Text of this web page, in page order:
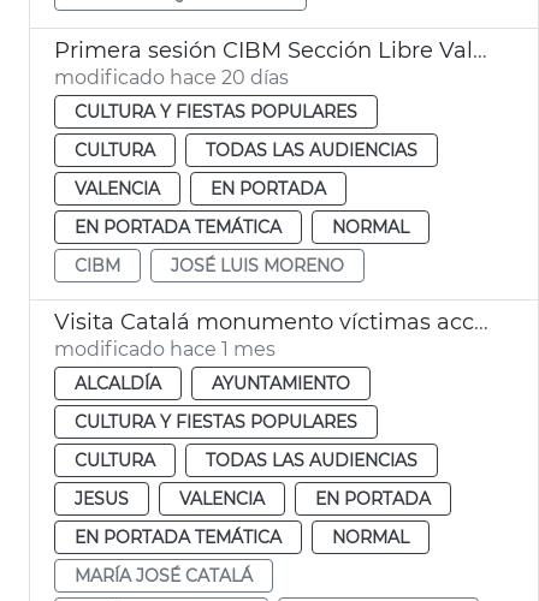
Primera sesión CIBM Sección Libre València
modificado hace 20 días
CULTURA Y FIESTAS POPULARES
CULTURA
TODAS LAS AUDIENCIAS
VALENCIA
EN PORTADA
EN PORTADA TEMÁTICA
NORMAL
CIBM
JOSÉ LUIS MORENO
Visita Catalá monumento víctimas accidente metro 3-J
modificado hace 1 mes
ALCALDÍA
AYUNTAMIENTO
CULTURA Y FIESTAS POPULARES
CULTURA
TODAS LAS AUDIENCIAS
JESUS
VALENCIA
EN PORTADA
EN PORTADA TEMÁTICA
NORMAL
MARÍA JOSÉ CATALÁ